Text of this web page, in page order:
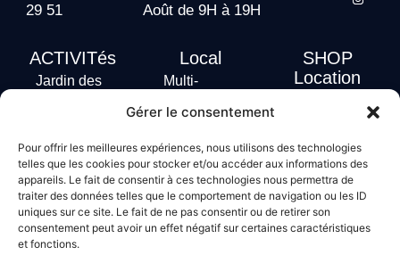
Gérer le consentement
Pour offrir les meilleures expériences, nous utilisons des technologies
telles que les cookies pour stocker et/ou accéder aux informations des
appareils. Le fait de consentir à ces technologies nous permettra de
traiter des données telles que le comportement de navigation ou les ID
uniques sur ce site. Le fait de ne pas consentir ou de retirer son
consentement peut avoir un effet négatif sur certaines caractéristiques
et fonctions.
29 51
Août de 9H à 19H
ACTIVITés
Jardin des
Stand Up
Paddle
Bodyboard
Local
Multi-
Hébergement
SHOP
Location